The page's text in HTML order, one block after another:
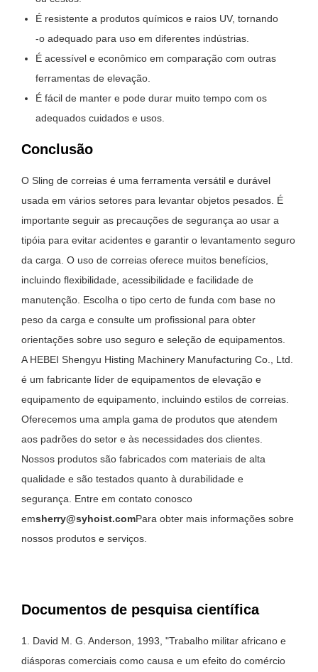
É resistente a produtos químicos e raios UV, tornando
-o adequado para uso em diferentes indústrias.
É acessível e econômico em comparação com outras
ferramentas de elevação.
É fácil de manter e pode durar muito tempo com os
adequados cuidados e usos.
Conclusão
O Sling de correias é uma ferramenta versátil e durável
usada em vários setores para levantar objetos pesados. É
importante seguir as precauções de segurança ao usar a
tipóia para evitar acidentes e garantir o levantamento seguro
da carga. O uso de correias oferece muitos benefícios,
incluindo flexibilidade, acessibilidade e facilidade de
manutenção. Escolha o tipo certo de funda com base no
peso da carga e consulte um profissional para obter
orientações sobre uso seguro e seleção de equipamentos.
A HEBEI Shengyu Histing Machinery Manufacturing Co., Ltd.
é um fabricante líder de equipamentos de elevação e
equipamento de equipamento, incluindo estilos de correias.
Oferecemos uma ampla gama de produtos que atendem
aos padrões do setor e às necessidades dos clientes.
Nossos produtos são fabricados com materiais de alta
qualidade e são testados quanto à durabilidade e
segurança. Entre em contato conosco
emsherry@syhoist.comPara obter mais informações sobre
nossos produtos e serviços.
Documentos de pesquisa científica
1. David M. G. Anderson, 1993, "Trabalho militar africano e
diásporas comerciais como causa e um efeito do comércio